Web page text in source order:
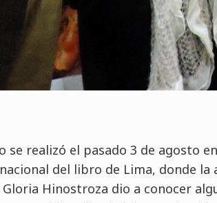
se realizó el pasado 3 de agosto
del libro de Lima, donde la
Hinostroza dio a conocer